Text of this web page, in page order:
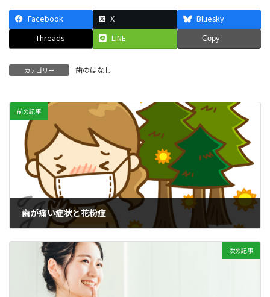
Facebook X
Bluesky
Threads
LINE Copy
カテゴリー 歯のはなし
前の記事
歯が痛い症状と花粉症
次の記事